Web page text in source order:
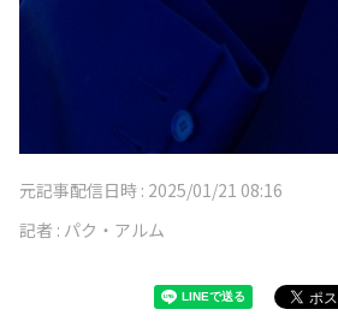
元記事配信日時 : 2025/01/21 08:16
記者 : パク・アルム